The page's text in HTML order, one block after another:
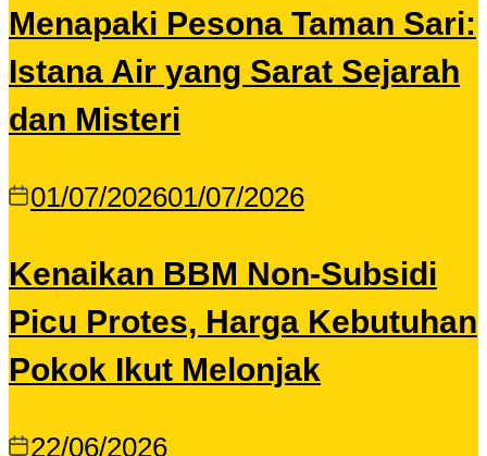
Menapaki Pesona Taman Sari:
Istana Air yang Sarat Sejarah
dan Misteri
01/07/202601/07/2026
Kenaikan BBM Non-Subsidi
Picu Protes, Harga Kebutuhan
Pokok Ikut Melonjak
22/06/2026